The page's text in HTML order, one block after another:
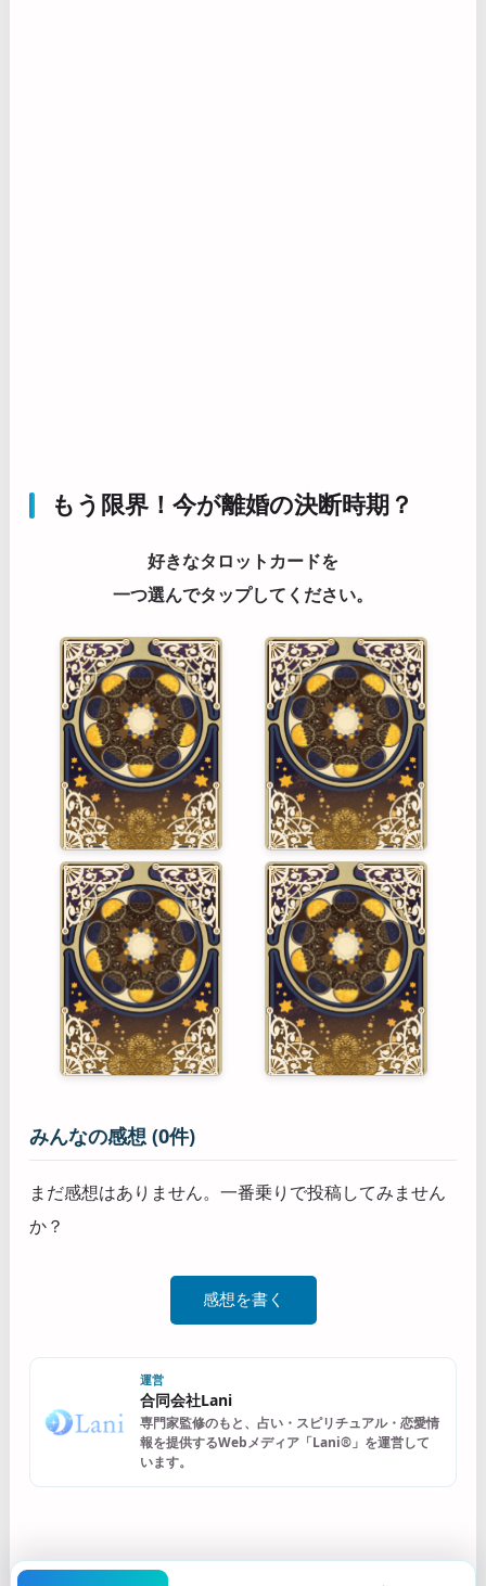
もう限界！今が離婚の決断時期？
好きなタロットカードを
一つ選んでタップしてください。
みんなの感想 (0件)
まだ感想はありません。一番乗りで投稿してみません
か？
感想を書く
運営
合同会社Lani
専門家監修のもと、占い・スピリチュアル・恋愛情
報を提供するWebメディア「Lani®」を運営して
います。